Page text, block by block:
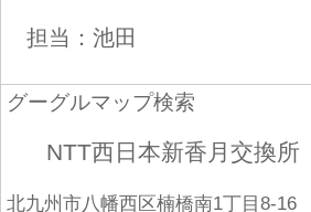
担当：池田
グーグルマップ検索
NTT西日本新香月交換所
北九州市八幡西区楠橋南1丁目8-16